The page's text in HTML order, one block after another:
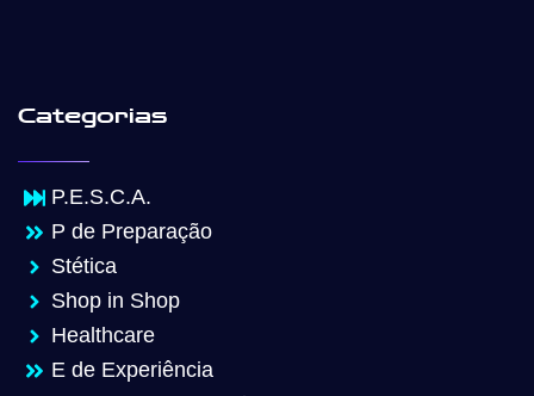
Categorias
P.E.S.C.A.
P de Preparação
Stética
Shop in Shop
Healthcare
E de Experiência